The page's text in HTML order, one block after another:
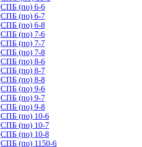
СПБ (по) 6-6
СПБ (по) 6-7
СПБ (по) 6-8
СПБ (по) 7-6
СПБ (по) 7-7
СПБ (по) 7-8
СПБ (по) 8-6
СПБ (по) 8-7
СПБ (по) 8-8
СПБ (по) 9-6
СПБ (по) 9-7
СПБ (по) 9-8
СПБ (по) 10-6
СПБ (по) 10-7
СПБ (по) 10-8
СПБ (по) 1150-6